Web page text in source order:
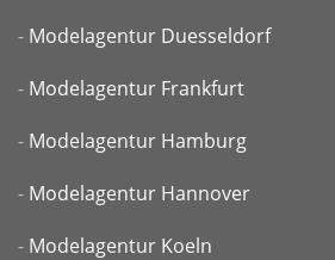
- Modelagentur Duesseldorf
- Modelagentur Frankfurt
- Modelagentur Hamburg
- Modelagentur Hannover
- Modelagentur Koeln